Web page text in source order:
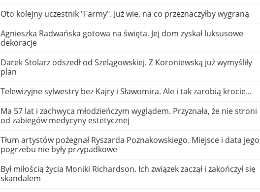
Oto kolejny uczestnik "Farmy". Już wie, na co przeznaczyłby wygraną
Agnieszka Radwańska gotowa na święta. Jej dom zyskał luksusowe
dekoracje
Darek Stolarz odszedł od Szelągowskiej. Z Koroniewską już wymyśliły
plan
Telewizyjne sylwestry bez Kajry i Sławomira. Ale i tak zarobią krocie...
Ma 57 lat i zachwyca młodzieńczym wyglądem. Przyznała, że nie stroni
od zabiegów medycyny estetycznej
Tłum artystów pożegnał Ryszarda Poznakowskiego. Miejsce i data jego
pogrzebu nie były przypadkowe
Był miłością życia Moniki Richardson. Ich związek zaczął i zakończył się
skandalem